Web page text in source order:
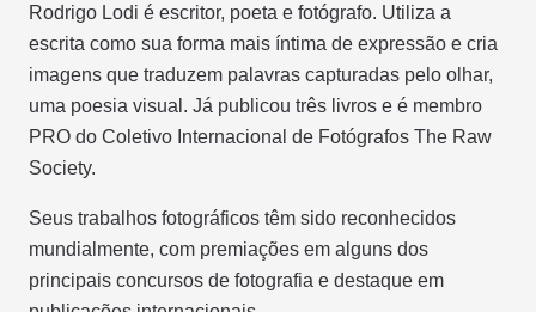
Rodrigo Lodi é escritor, poeta e fotógrafo. Utiliza a
escrita como sua forma mais íntima de expressão e cria
imagens que traduzem palavras capturadas pelo olhar,
uma poesia visual. Já publicou três livros e é membro
PRO do Coletivo Internacional de Fotógrafos The Raw
Society.
Seus trabalhos fotográficos têm sido reconhecidos
mundialmente, com premiações em alguns dos
principais concursos de fotografia e destaque em